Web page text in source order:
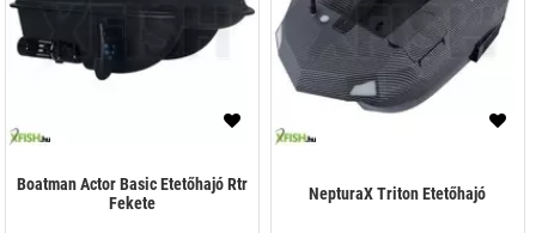
Boatman Actor Basic Etetőhajó Rtr
Fekete
NepturaX Triton Etetőhajó